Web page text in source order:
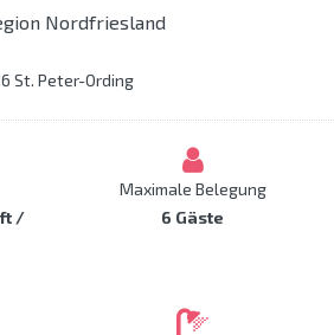
Nordfriesland
St. Peter-Ording
/
Maximale Belegung
6 Gäste